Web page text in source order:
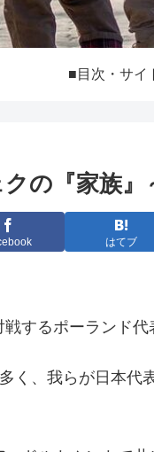
■目次・サイ
の『家族
はてブ
するポーランド代
く、我らが日本代